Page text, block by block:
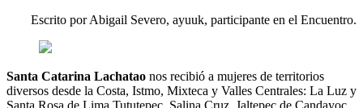
Escrito por Abigail Severo, ayuuk, participante en el Encuentro.
Santa Catarina Lachatao nos recibió a mujeres de territorios
diversos desde la Costa, Istmo, Mixteca y Valles Centrales: La Luz y
Santa Rosa de Lima Tututepec, Salina Cruz, Jaltepec de Candayoc,